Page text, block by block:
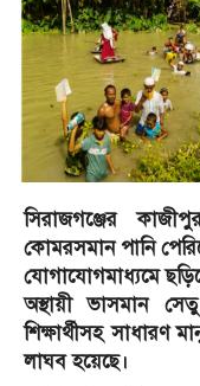
সিরাজগঞ্জের
কোমরসমান পানি
যোগাযোগমাধ্যমে
অস্থায়ী ভাসমান
শিক্ষার্থীসহ সাধারণ
লাঘব হয়েছে।